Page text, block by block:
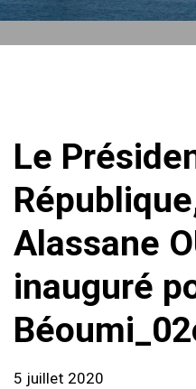
Le
Alassane
inauguré
5 juillet 2020